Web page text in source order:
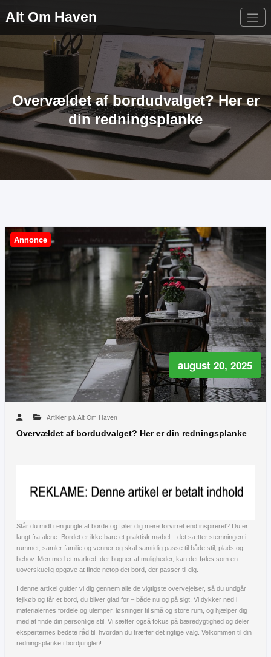
Alt Om Haven
Overvældet af bordudvalget? Her er
din redningsplanke
Annonce
august 20, 2025
Artikler på Alt Om Haven
Overvældet af bordudvalget? Her er din redningsplanke
Står du midt i en jungle af borde og føler dig mere forvirret end inspireret? Du er
langt fra alene. Bordet er ikke bare et praktisk møbel – det sætter stemningen i
rummet, samler familie og venner og skal samtidig passe til både stil, plads og
behov. Men med et marked, der bugner af muligheder, kan det føles som en
uoverskuelig opgave at finde netop det bord, der passer til dig.
I denne artikel guider vi dig gennem alle de vigtigste overvejelser, så du undgår
fejlkøb og får et bord, du bliver glad for – både nu og på sigt. Vi dykker ned i
materialernes fordele og ulemper, løsninger til små og store rum, og hjælper dig
med at finde din personlige stil. Vi sætter også fokus på bæredygtighed og deler
eksperternes bedste råd til, hvordan du træffer det rigtige valg. Velkommen til din
redningsplanke i bordjunglen!